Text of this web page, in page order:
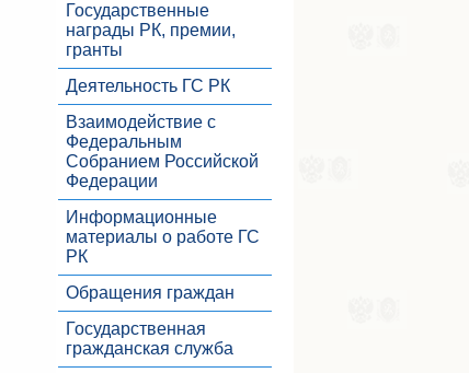
Государственные
награды РК, премии,
гранты
Деятельность ГС РК
Взаимодействие с
Федеральным
Собранием Российской
Федерации
Информационные
материалы о работе ГС
РК
Обращения граждан
Государственная
гражданская служба